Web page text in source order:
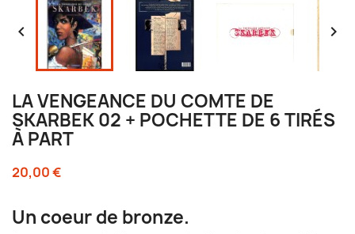
 
LA VENGEANCE DU COMTE DE
SKARBEK 02 + POCHETTE DE 6 TIRÉS
À PART
20,00 €
Un coeur de bronze.